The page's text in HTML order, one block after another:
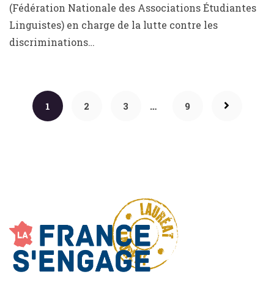
(Fédération Nationale des Associations Étudiantes
Linguistes) en charge de la lutte contre les
discriminations…
1 2 3 … 9